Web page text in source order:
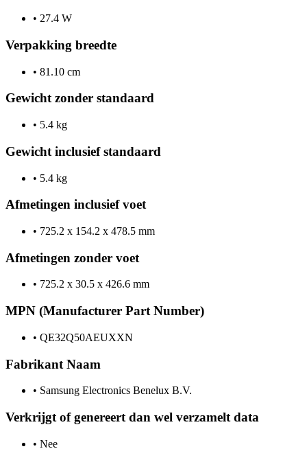
• 27.4 W
Verpakking breedte
• 81.10 cm
Gewicht zonder standaard
• 5.4 kg
Gewicht inclusief standaard
• 5.4 kg
Afmetingen inclusief voet
• 725.2 x 154.2 x 478.5 mm
Afmetingen zonder voet
• 725.2 x 30.5 x 426.6 mm
MPN (Manufacturer Part Number)
• QE32Q50AEUXXN
Fabrikant Naam
• Samsung Electronics Benelux B.V.
Verkrijgt of genereert dan wel verzamelt data
• Nee